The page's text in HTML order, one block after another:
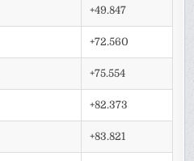
+49.847
+72.560
+75.554
+82.373
+83.821